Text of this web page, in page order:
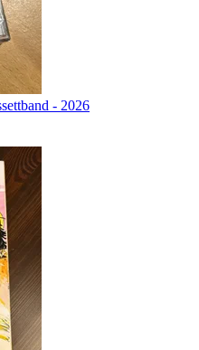
- 2026